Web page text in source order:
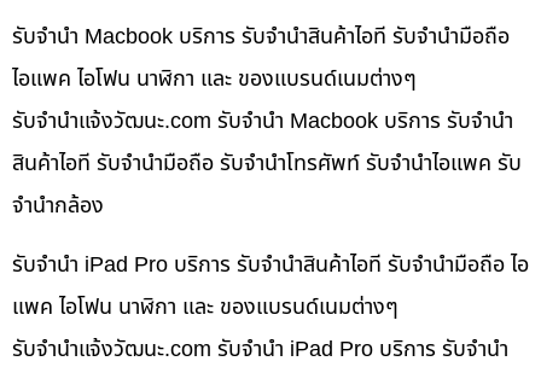
รับจำนำ Macbook บริการ รับจำนำสินค้าไอที รับจำนำมือถือ
ไอแพค ไอโฟน นาฬิกา และ ของแบรนด์เนมต่างๆ
รับจํานําแจ้งวัฒนะ.com รับจำนำ Macbook บริการ รับจำนำ
สินค้าไอที รับจำนำมือถือ รับจำนำโทรศัพท์ รับจำนำไอแพค รับ
จำนำกล้อง
รับจำนำ iPad Pro บริการ รับจำนำสินค้าไอที รับจำนำมือถือ ไอ
แพค ไอโฟน นาฬิกา และ ของแบรนด์เนมต่างๆ
รับจํานําแจ้งวัฒนะ.com รับจำนำ iPad Pro บริการ รับจำนำ